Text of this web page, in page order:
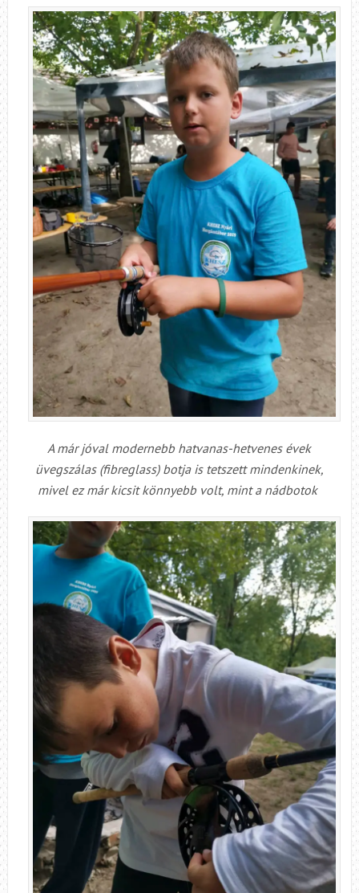
A már jóval modernebb hatvanas-hetvenes évek
üvegszálas (fibreglass) botja is tetszett mindenkinek,
mivel ez már kicsit könnyebb volt, mint a nádbotok